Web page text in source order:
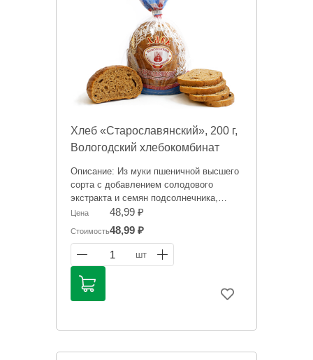
Хлеб «Старославянский», 200 г,
Вологодский хлебокомбинат
Описание: Из муки пшеничной высшего
сорта с добавлением солодового
экстракта и семян подсолнечника,
богатых витамином Е.
Цена носит исключительно
ориентировочный характер и может
отличаться, точную стоимость "на
сегодня" сообщит менеджер при
оформлении заказа.
Цена 48,99 ₽
Стоимость48,99 ₽
1 шт